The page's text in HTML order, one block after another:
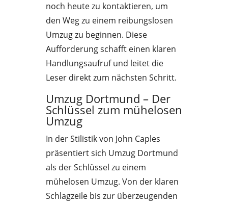
noch heute zu kontaktieren, um
den Weg zu einem reibungslosen
Umzug zu beginnen. Diese
Aufforderung schafft einen klaren
Handlungsaufruf und leitet die
Leser direkt zum nächsten Schritt.
Umzug Dortmund – Der
Schlüssel zum mühelosen
Umzug
In der Stilistik von John Caples
präsentiert sich Umzug Dortmund
als der Schlüssel zu einem
mühelosen Umzug. Von der klaren
Schlagzeile bis zur überzeugenden